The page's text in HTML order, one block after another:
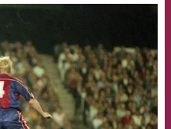
FCB Barcelona badge